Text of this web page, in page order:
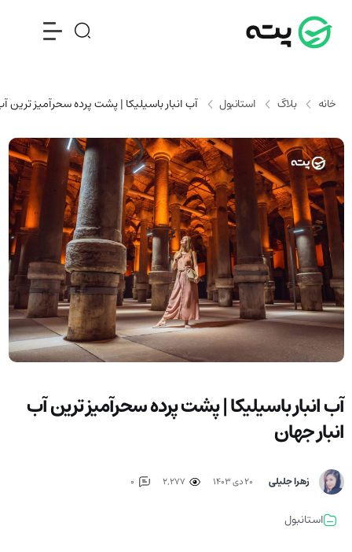
خانه بلاگ استانبول آب انبار باسیلیکا | پشت پرده سحرآمیز ترین
آب انبار باسیلیکا | پشت پرده سحرآمیز ترین آب
انبار جهان
زهرا جلیلی ۲۰ دی ۱۴۰۳
استانبول